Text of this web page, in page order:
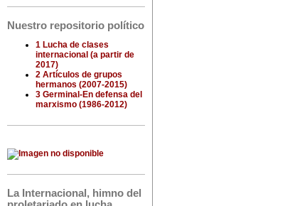
Nuestro repositorio político
1 Lucha de clases
internacional (a partir de
2017)
2 Artículos de grupos
hermanos (2007-2015)
3 Germinal-En defensa del
marxismo (1986-2012)
La Internacional, himno del